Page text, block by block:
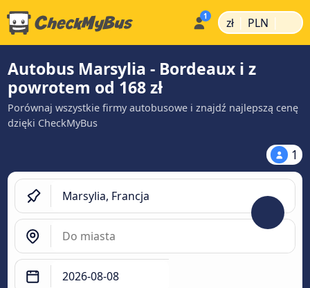
zł | PLN |
Autobus Marsylia - Bordeaux i z
powrotem od 168 zł
Porównaj wszystkie firmy autobusowe i znajdź najlepszą cenę
dzięki CheckMyBus
1